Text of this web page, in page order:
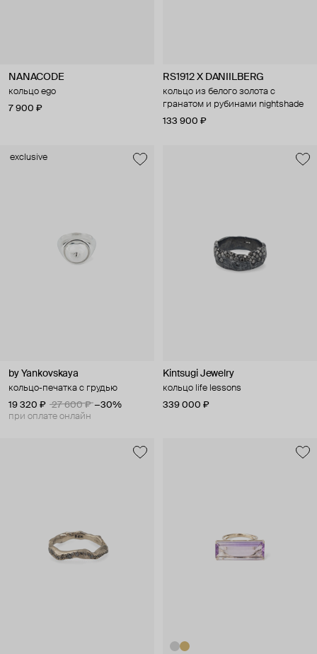
NANACODE
кольцо ego
7 900 ₽
RS1912 X DANIILBERG
кольцо из белого золота с
гранатом и рубинами nightshade
133 900 ₽
exclusive
by Yankovskaya
кольцо-печатка с грудью
19 320 ₽
27 600 ₽ −30%
при оплате онлайн
Kintsugi Jewelry
кольцо life lessons
339 000 ₽